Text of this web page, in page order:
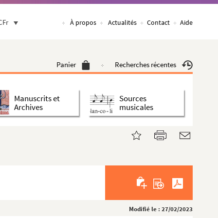
À propos Actualités Contact Aide
Panier Recherches récentes
Manuscrits et
Archives
Sources
musicales
Modifié le : 27/02/2023